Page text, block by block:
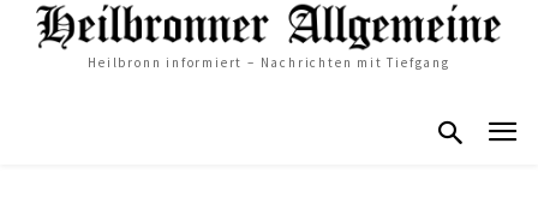
Heilbronn informiert – Nachrichten mit Tiefgang